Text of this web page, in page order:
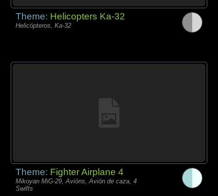
Theme: Helicopters Ka-32
Helicópteros, Ka-32
Theme: Fighter Airplane 4
Mikoyan MiG-29, Avións, Avión de caza, 4
Swifts